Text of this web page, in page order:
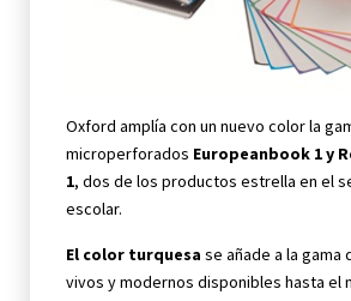
Oxford amplía con un nuevo color la
microperforados Europeanbook 1 y
1, dos de los productos estrella en el
escolar.
El color turquesa se añade a la gama
vivos y modernos disponibles hasta el